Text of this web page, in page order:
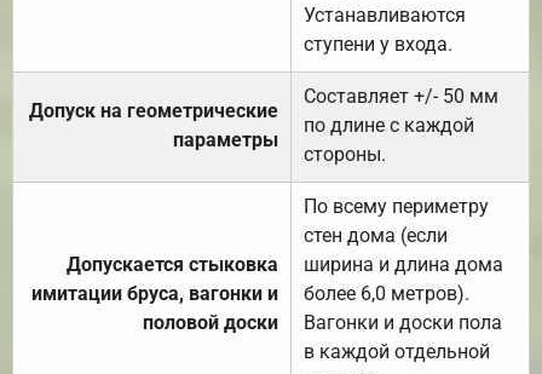
Устанавливаются
ступени у входа.
Допуск на геометрические
параметры
Составляет +/- 50 мм
по длине с каждой
стороны.
Допускается стыковка
имитации бруса, вагонки и
половой доски
По всему периметру
стен дома (если
ширина и длина дома
более 6,0 метров).
Вагонки и доски пола
в каждой отдельной